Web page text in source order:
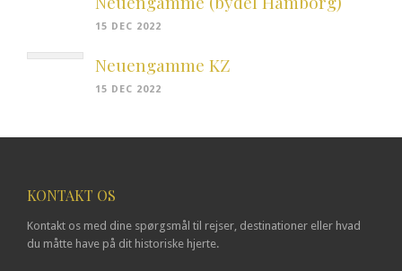
15 DEC 2022
Neuengamme KZ
15 DEC 2022
KONTAKT OS
Kontakt os med dine spørgsmål til rejser, destinationer eller hvad
du måtte have på dit historiske hjerte.